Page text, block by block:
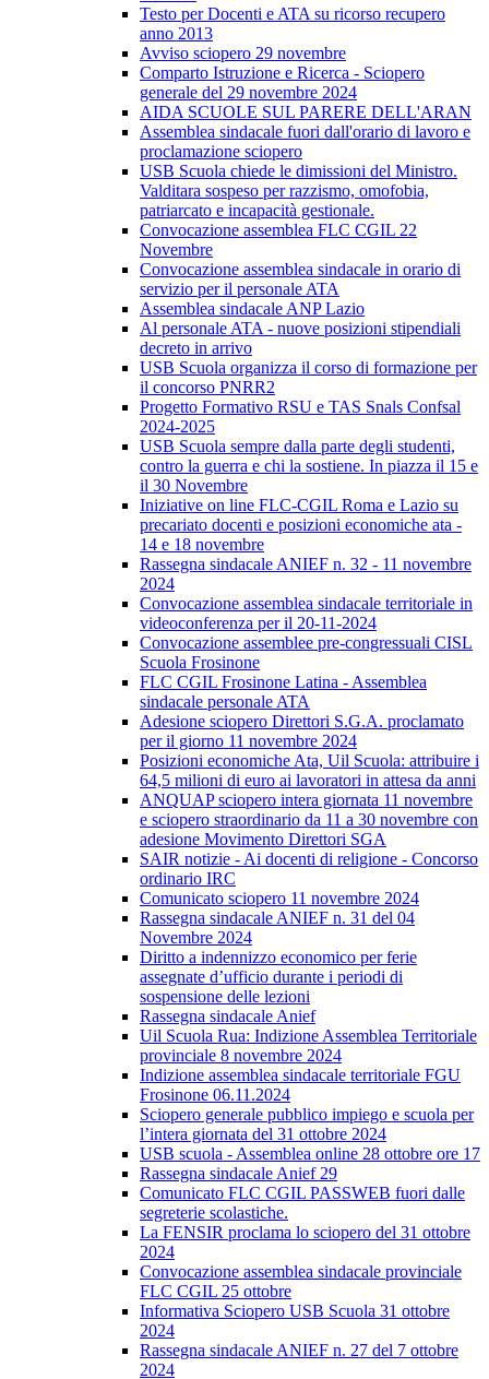
Testo per Docenti e ATA su ricorso recupero
anno 2013
Avviso sciopero 29 novembre
Comparto Istruzione e Ricerca - Sciopero
generale del 29 novembre 2024
AIDA SCUOLE SUL PARERE DELL'ARAN
Assemblea sindacale fuori dall'orario di lavoro e
proclamazione sciopero
USB Scuola chiede le dimissioni del Ministro.
Valditara sospeso per razzismo, omofobia,
patriarcato e incapacità gestionale.
Convocazione assemblea FLC CGIL 22
Novembre
Convocazione assemblea sindacale in orario di
servizio per il personale ATA
Assemblea sindacale ANP Lazio
Al personale ATA - nuove posizioni stipendiali
decreto in arrivo
USB Scuola organizza il corso di formazione per
il concorso PNRR2
Progetto Formativo RSU e TAS Snals Confsal
2024-2025
USB Scuola sempre dalla parte degli studenti,
contro la guerra e chi la sostiene. In piazza il 15 e
il 30 Novembre
Iniziative on line FLC-CGIL Roma e Lazio su
precariato docenti e posizioni economiche ata -
14 e 18 novembre
Rassegna sindacale ANIEF n. 32 - 11 novembre
2024
Convocazione assemblea sindacale territoriale in
videoconferenza per il 20-11-2024
Convocazione assemblee pre-congressuali CISL
Scuola Frosinone
FLC CGIL Frosinone Latina - Assemblea
sindacale personale ATA
Adesione sciopero Direttori S.G.A. proclamato
per il giorno 11 novembre 2024
Posizioni economiche Ata, Uil Scuola: attribuire i
64,5 milioni di euro ai lavoratori in attesa da anni
ANQUAP sciopero intera giornata 11 novembre
e sciopero straordinario da 11 a 30 novembre con
adesione Movimento Direttori SGA
SAIR notizie - Ai docenti di religione - Concorso
ordinario IRC
Comunicato sciopero 11 novembre 2024
Rassegna sindacale ANIEF n. 31 del 04
Novembre 2024
Diritto a indennizzo economico per ferie
assegnate d’ufficio durante i periodi di
sospensione delle lezioni
Rassegna sindacale Anief
Uil Scuola Rua: Indizione Assemblea Territoriale
provinciale 8 novembre 2024
Indizione assemblea sindacale territoriale FGU
Frosinone 06.11.2024
Sciopero generale pubblico impiego e scuola per
l’intera giornata del 31 ottobre 2024
USB scuola - Assemblea online 28 ottobre ore 17
Rassegna sindacale Anief 29
Comunicato FLC CGIL PASSWEB fuori dalle
segreterie scolastiche.
La FENSIR proclama lo sciopero del 31 ottobre
2024
Convocazione assemblea sindacale provinciale
FLC CGIL 25 ottobre
Informativa Sciopero USB Scuola 31 ottobre
2024
Rassegna sindacale ANIEF n. 27 del 7 ottobre
2024